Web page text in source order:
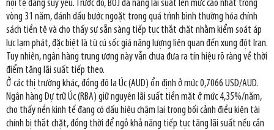
nội tệ đang suy yếu. Trước đó, BOJ đã nâng lãi suất lên mức cao nhất trong
vòng 31 năm, đánh dấu bước ngoặt trong quá trình bình thường hóa chính
sách tiền tệ và cho thấy sự sẵn sàng tiếp tục thắt chặt nhằm kiểm soát áp
lực lạm phát, đặc biệt là từ cú sốc giá năng lượng liên quan đến xung đột Iran.
Tuy nhiên, ngân hàng trung ương này vẫn chưa đưa ra tín hiệu rõ ràng về thời
điểm tăng lãi suất tiếp theo.
Ở các thị trường khác, đồng đô la Úc (AUD) ổn định ở mức 0,7066 USD/AUD.
Ngân hàng Dự trữ Úc (RBA) giữ nguyên lãi suất tiền mặt ở mức 4,35%/năm,
cho thấy nền kinh tế đang có dấu hiệu chậm lại trong bối cảnh điều kiện tài
chính bị thắt chặt, đồng thời để ngỏ khả năng tiếp tục tăng lãi suất nếu cần